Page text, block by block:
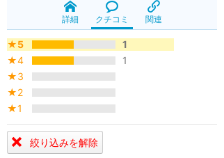
詳細 クチコミ 関連
★5
1
★4
1
★3
★2
★1
絞り込みを解除